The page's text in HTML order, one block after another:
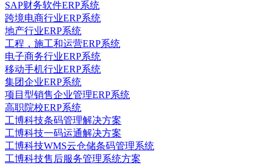
SAP财务软件ERP系统
跨境电商行业ERP系统
地产行业ERP系统
工程，施工和运营ERP系统
电子商务行业ERP系统
移动手机行业ERP系统
集团企业ERP系统
项目型销售企业管理ERP系统
高职院校ERP系统
工博科技条码管理解决方案
工博科技一码运通解决方案
工博科技WMS云仓储条码管理系统
工博科技售后服务管理系统方案